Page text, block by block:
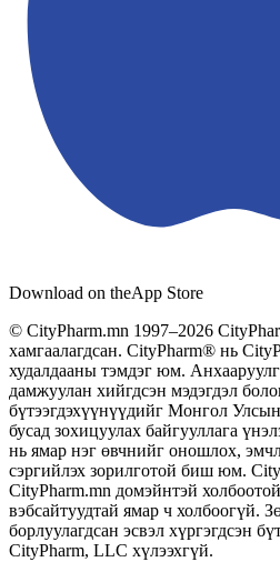
Download on theApp Store
© CityPharm.mn 1997–2026
хамгаалагдсан. CityPharm® нь
худалдааны тэмдэг юм.
дамжуулан хийгдсэн мэдэгдэл
бүтээгдэхүүнүүдийг Монгол
бусад зохицуулах байгууллага
нь ямар нэг өвчнийг оношлох,
сэргийлэх зорилготой биш юм.
CityPharm.mn домэйнтэй
вэбсайтуудтай ямар ч холбоогүй.
борлуулагдсан эсвэл хүргэгдсэн
CityPharm, LLC хүлээхгүй.